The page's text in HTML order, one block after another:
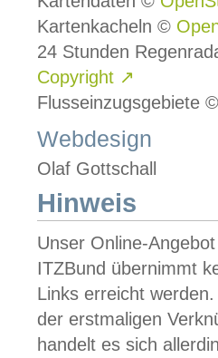
Kartenkacheln ©
24 Stunden
Copyright ↗
Flusseinzugsgebiete
Webdesign
Olaf Gottschall
Hinweis
Unser Online-
ITZBund übernimmt
Links erreicht
der erstmaligen
handelt es sich